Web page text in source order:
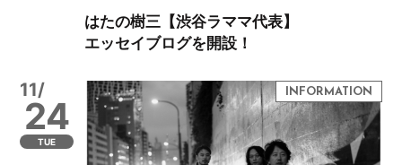
はたの樹三【渋谷ラママ代表】
エッセイブログを開設！
11/
24
TUE